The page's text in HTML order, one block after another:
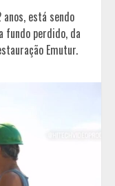
está sendo
fundo perdido, da
Emutur.